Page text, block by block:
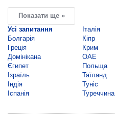
Показати ще »
Усі запитання
Болгарія
Греція
Домінікана
Єгипет
Ізраїль
Індія
Іспанія
Італія
Кіпр
Крим
ОАЕ
Польща
Таїланд
Туніс
Туреччина